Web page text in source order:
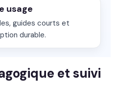
usage
guides courts et
durable.
et suivi